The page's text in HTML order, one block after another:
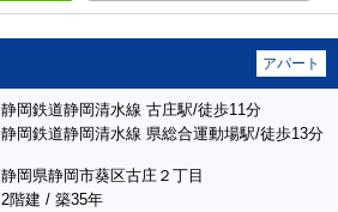
アパート
静岡鉄道静岡清水線 古庄駅/徒歩11分
静岡鉄道静岡清水線 県総合運動場駅/徒歩13分
静岡県静岡市葵区古庄２丁目
2階建 / 築35年